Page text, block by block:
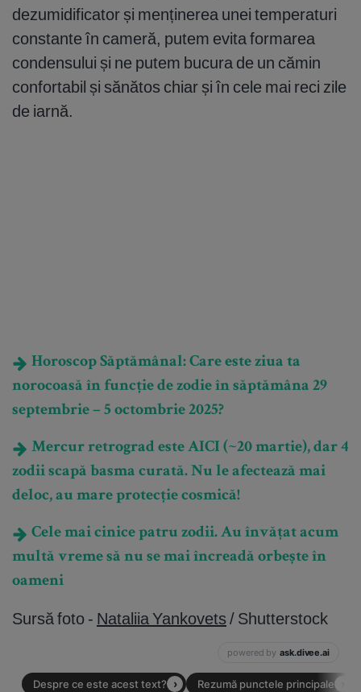
dezumidificator și menținerea unei temperaturi
constante în cameră, putem evita formarea
condensului și ne putem bucura de un cămin
confortabil și sănătos chiar și în cele mai reci zile
de iarnă.
Horoscop Săptămânal: Care este ziua ta
norocoasă în funcție de zodie în săptămâna 29
septembrie – 5 octombrie 2025?
Mercur retrograd este AICI (~20 martie), dar 4
zodii scapă basma curată. Nu le afectează mai
deloc, au mare protecție cosmică!
Cele mai cinice patru zodii. Au învățat acum
multă vreme să nu se mai încreadă orbește în
oameni
Sursă foto - Nataliia Yankovets / Shutterstock